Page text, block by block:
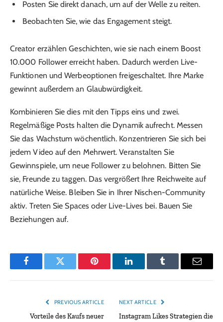
Posten Sie direkt danach, um auf der Welle zu reiten.
Beobachten Sie, wie das Engagement steigt.
Creator erzählen Geschichten, wie sie nach einem Boost
10.000 Follower erreicht haben. Dadurch werden Live-
Funktionen und Werbeoptionen freigeschaltet. Ihre Marke
gewinnt außerdem an Glaubwürdigkeit.
Kombinieren Sie dies mit den Tipps eins und zwei.
Regelmäßige Posts halten die Dynamik aufrecht. Messen
Sie das Wachstum wöchentlich. Konzentrieren Sie sich bei
jedem Video auf den Mehrwert. Veranstalten Sie
Gewinnspiele, um neue Follower zu belohnen. Bitten Sie
sie, Freunde zu taggen. Das vergrößert Ihre Reichweite auf
natürliche Weise. Bleiben Sie in Ihrer Nischen-Community
aktiv. Treten Sie Spaces oder Live-Lives bei. Bauen Sie
Beziehungen auf.
FacebookTwitter Pinterest LinkedInTumblr Email
PREVIOUS ARTICLE
Vorteile des Kaufs neuer
NEXT ARTICLE
Instagram Likes Strategien die